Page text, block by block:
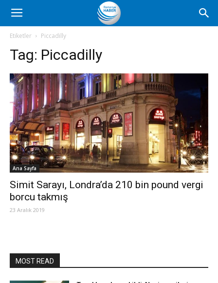
Romanya
Haber
Etiketler Piccadilly
Tag: Piccadilly
Ana Sayfa
Simit Sarayı, Londra’da 210 bin pound vergi
borcu takmış
23 Aralık 2019
MOST READ